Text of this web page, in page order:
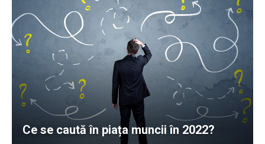
Ce se caută în piața muncii în 2022?